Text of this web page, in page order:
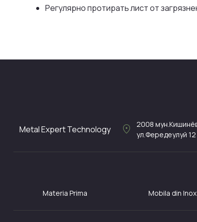
Регулярно протирать лист от
Metal Expert Technology location_on 2008
ул.Фередеулуй 12
Materia Prima Mobila din Inox